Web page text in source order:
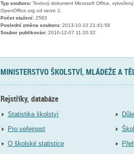
Typ souboru:Textový dokument Microsoft Office,
OpenOffice.org od verze 2.
Počet stažení:2583
Poslední změna souboru:2013-10-10 21:41:58
Soubor publikován:2010-12-07 11:20:32
MINISTERSTVO ŠKOLSTVÍ, MLÁDEŽE A
Rejstříky, databáze
Statistika školství
Pro veřejnost
O školské statistice